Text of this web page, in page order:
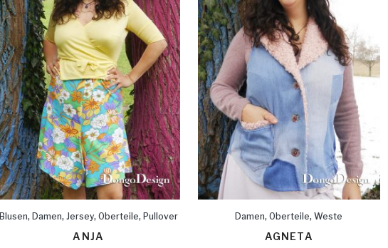
Blusen, Damen, Jersey, Oberteile, Pullover
ANJA
Damen,Oberteile,Weste
AGNETA